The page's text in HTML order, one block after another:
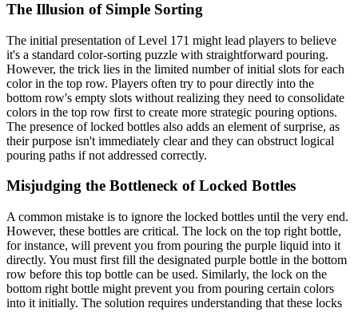
The Illusion of Simple Sorting
The initial presentation of Level 171 might lead players to believe
it's a standard color-sorting puzzle with straightforward pouring.
However, the trick lies in the limited number of initial slots for each
color in the top row. Players often try to pour directly into the
bottom row's empty slots without realizing they need to consolidate
colors in the top row first to create more strategic pouring options.
The presence of locked bottles also adds an element of surprise, as
their purpose isn't immediately clear and they can obstruct logical
pouring paths if not addressed correctly.
Misjudging the Bottleneck of Locked Bottles
A common mistake is to ignore the locked bottles until the very end.
However, these bottles are critical. The lock on the top right bottle,
for instance, will prevent you from pouring the purple liquid into it
directly. You must first fill the designated purple bottle in the bottom
row before this top bottle can be used. Similarly, the lock on the
bottom right bottle might prevent you from pouring certain colors
into it initially. The solution requires understanding that these locks